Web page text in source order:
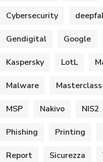
Cybersecurity
Gendigital Google
Kaspersky LotL
Malware Masterclass
MSP Nakivo NIS2
Phishing Printing
Report Sicurezza